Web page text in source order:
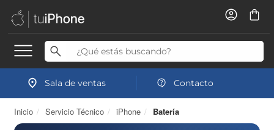
Sala de ventas Contacto
Inicio / Servicio Técnico / iPhone / Batería